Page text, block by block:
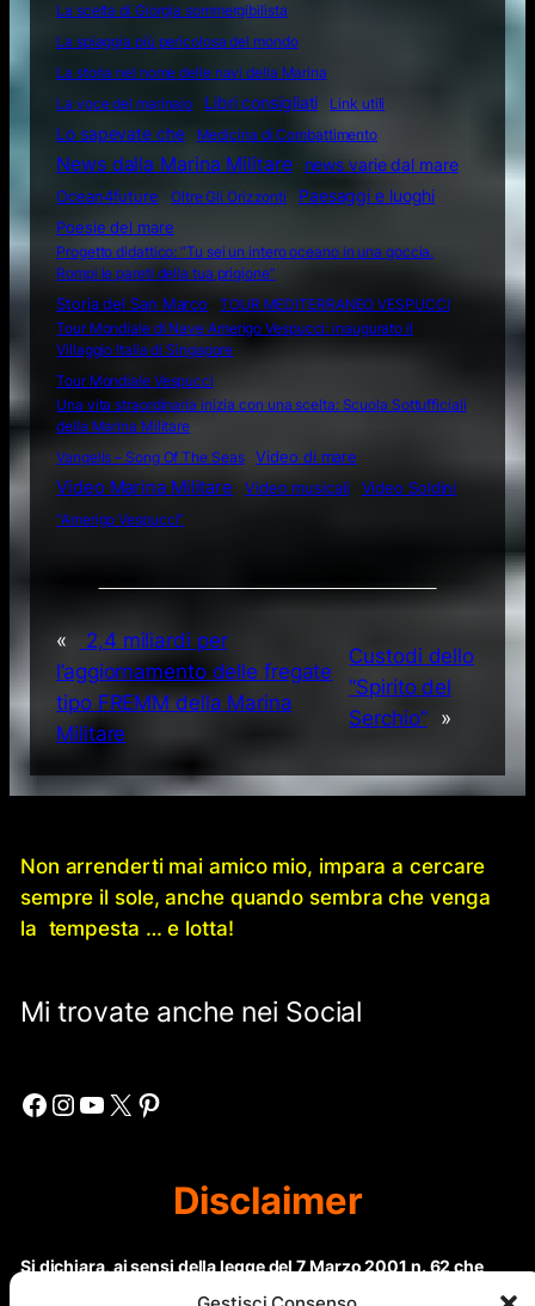
La scelta di Giorgia sommergibilista
La spiaggia più pericolosa del mondo
La storia nel nome delle navi della Marina
La voce del marinaio
Libri consigliati Link utili
Lo sapevate che Medicina di Combattimento
News dalla Marina Militare
news varie dal mare
Ocean4future
Oltre Gli Orizzonti
Paesaggi e luoghi
Poesie del mare
Progetto didattico: “Tu sei un intero oceano in una goccia.
Rompi le pareti della tua prigione”
Storia del San Marco
TOUR MEDITERRANEO VESPUCCI
Tour Mondiale di Nave Amerigo Vespucci: inaugurato il
Villaggio Italia di Singapore
Tour Mondiale Vespucci
Una vita straordinaria inizia con una scelta: Scuola Sottufficiali
della Marina Militare
Vangelis – Song Of The Seas
Video di mare
Video Marina Militare Video musicali
Video Soldini
“Amerigo Vespucci”
«
2,4 miliardi per
l’aggiornamento delle fregate
tipo FREMM della Marina
Militare
Custodi dello
“Spirito del
Serchio”
»
Non arrenderti mai amico mio, impara a cercare
sempre il sole, anche quando sembra che venga
la tempesta … e lotta!
Mi trovate anche nei Social
Facebook Instagram YouTube X Pinterest
Disclaimer
Si dichiara, ai sensi della legge del 7 Marzo 2001 n. 62 che
questo sito non rientra nella categoria di “Informazione